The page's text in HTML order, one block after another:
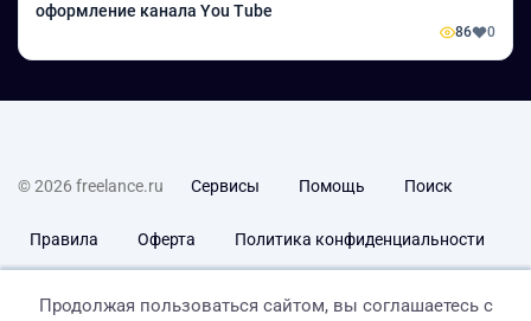
оформление канала You Tube
86 0
© 2026 freelance.ru Сервисы Помощь Поиск
Правила Оферта Политика конфиденциальности
Продолжая пользоваться сайтом, вы соглашаетесь с